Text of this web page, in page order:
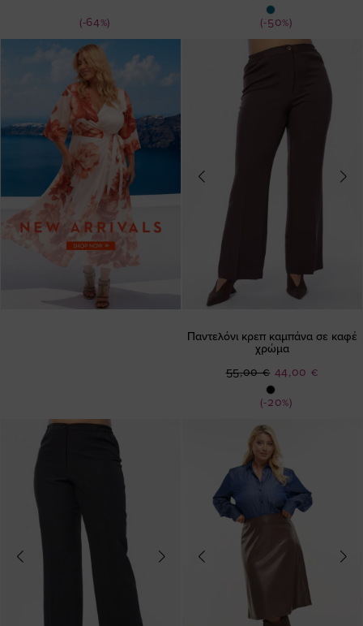
(-64%) (-50%)
Τιμή
Παντελόνι κρεπ καμπάνα σε καφέ
χρώμα
(-20%)
Ειδική
Τιμή
44,00 €
55,00 €